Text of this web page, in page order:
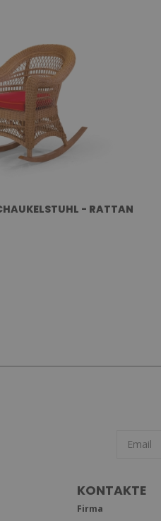
- RATTAN
KONTAKTE
Firma